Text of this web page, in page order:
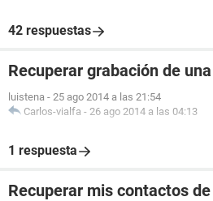
42 respuestas
Recuperar grabación de
luistena - 25 ago 2014 a las 21:54
Carlos-vialfa - 26 ago 2014 a las 04:13
1 respuesta
Recuperar mis contactos